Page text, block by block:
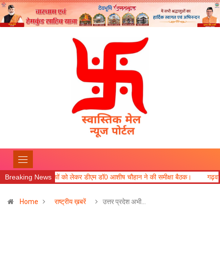
Breaking News
को लेकर डीएम डॉ0 आशीष चौहान ने की समीक्षा बैठक। गढ़वाल आयुक्त ने कहा
Home राष्ट्रीय ख़बरें उत्तर प्रदेश अभी…